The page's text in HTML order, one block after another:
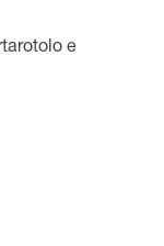
e